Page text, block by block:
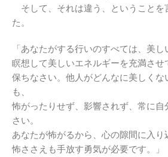
そして、それは違う、ということを
た。
「あなたがする行いのすべては、美し
瞑想して美しいエネルギーを充満させ
保ちなさい。他人がどんなに美しくな
も、
怖がったりせず、影響されず、常に自
さい。
あなたが怖がるから、心の隙間に入り
怖ささえも手放す勇気が必要です。」